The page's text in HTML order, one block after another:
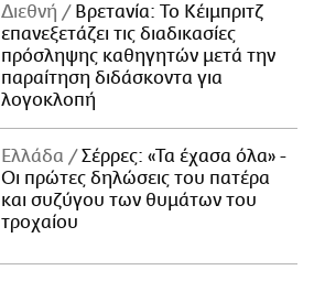
Διεθνή
Βρετανία: Το Κέιμπριτζ
επανεξετάζει τις διαδικασίες
πρόσληψης καθηγητών μετά την
παραίτηση διδάσκοντα για
λογοκλοπή
Ελλάδα
Σέρρες: «Τα έχασα όλα» -
Οι πρώτες δηλώσεις του πατέρα
και συζύγου των θυμάτων του
τροχαίου